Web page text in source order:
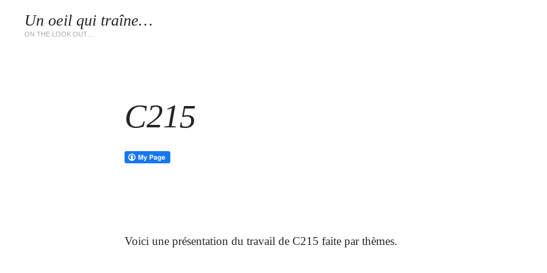
Un oeil qui traîne…
ON THE LOOK OUT…
C215
Voici une présentation du travail de C215 faite par thèmes.